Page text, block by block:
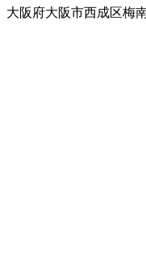
大阪府大阪市西成区梅